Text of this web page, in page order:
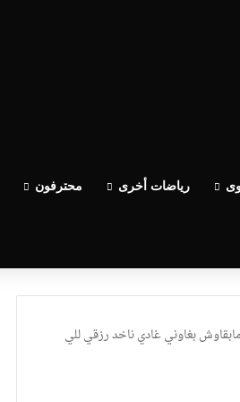
دابا حتى شي واحد ما بقا باغي يعاون”
رياضات أخرى محترفون
بغاوني غادي ناخد رزقي للي